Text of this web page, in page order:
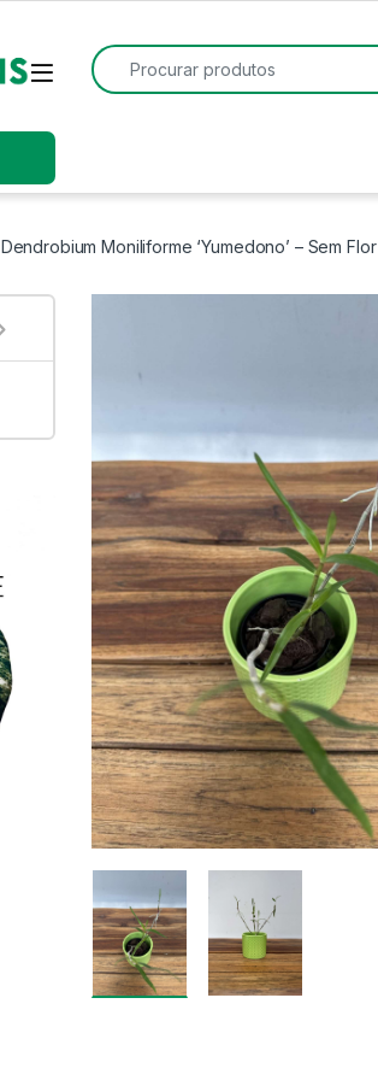
Open
Procurar:
Dendrobium Moniliforme ‘Yumedono’ – Sem Flor